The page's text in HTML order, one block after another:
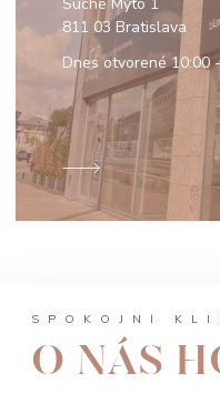
811 03 Bratislava
Dnes otvorené10:00
SPOKOJNÍ
O NÁS